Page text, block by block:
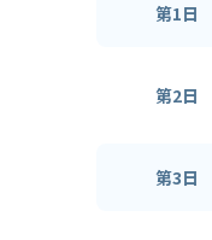
第1日
第2日
第3日